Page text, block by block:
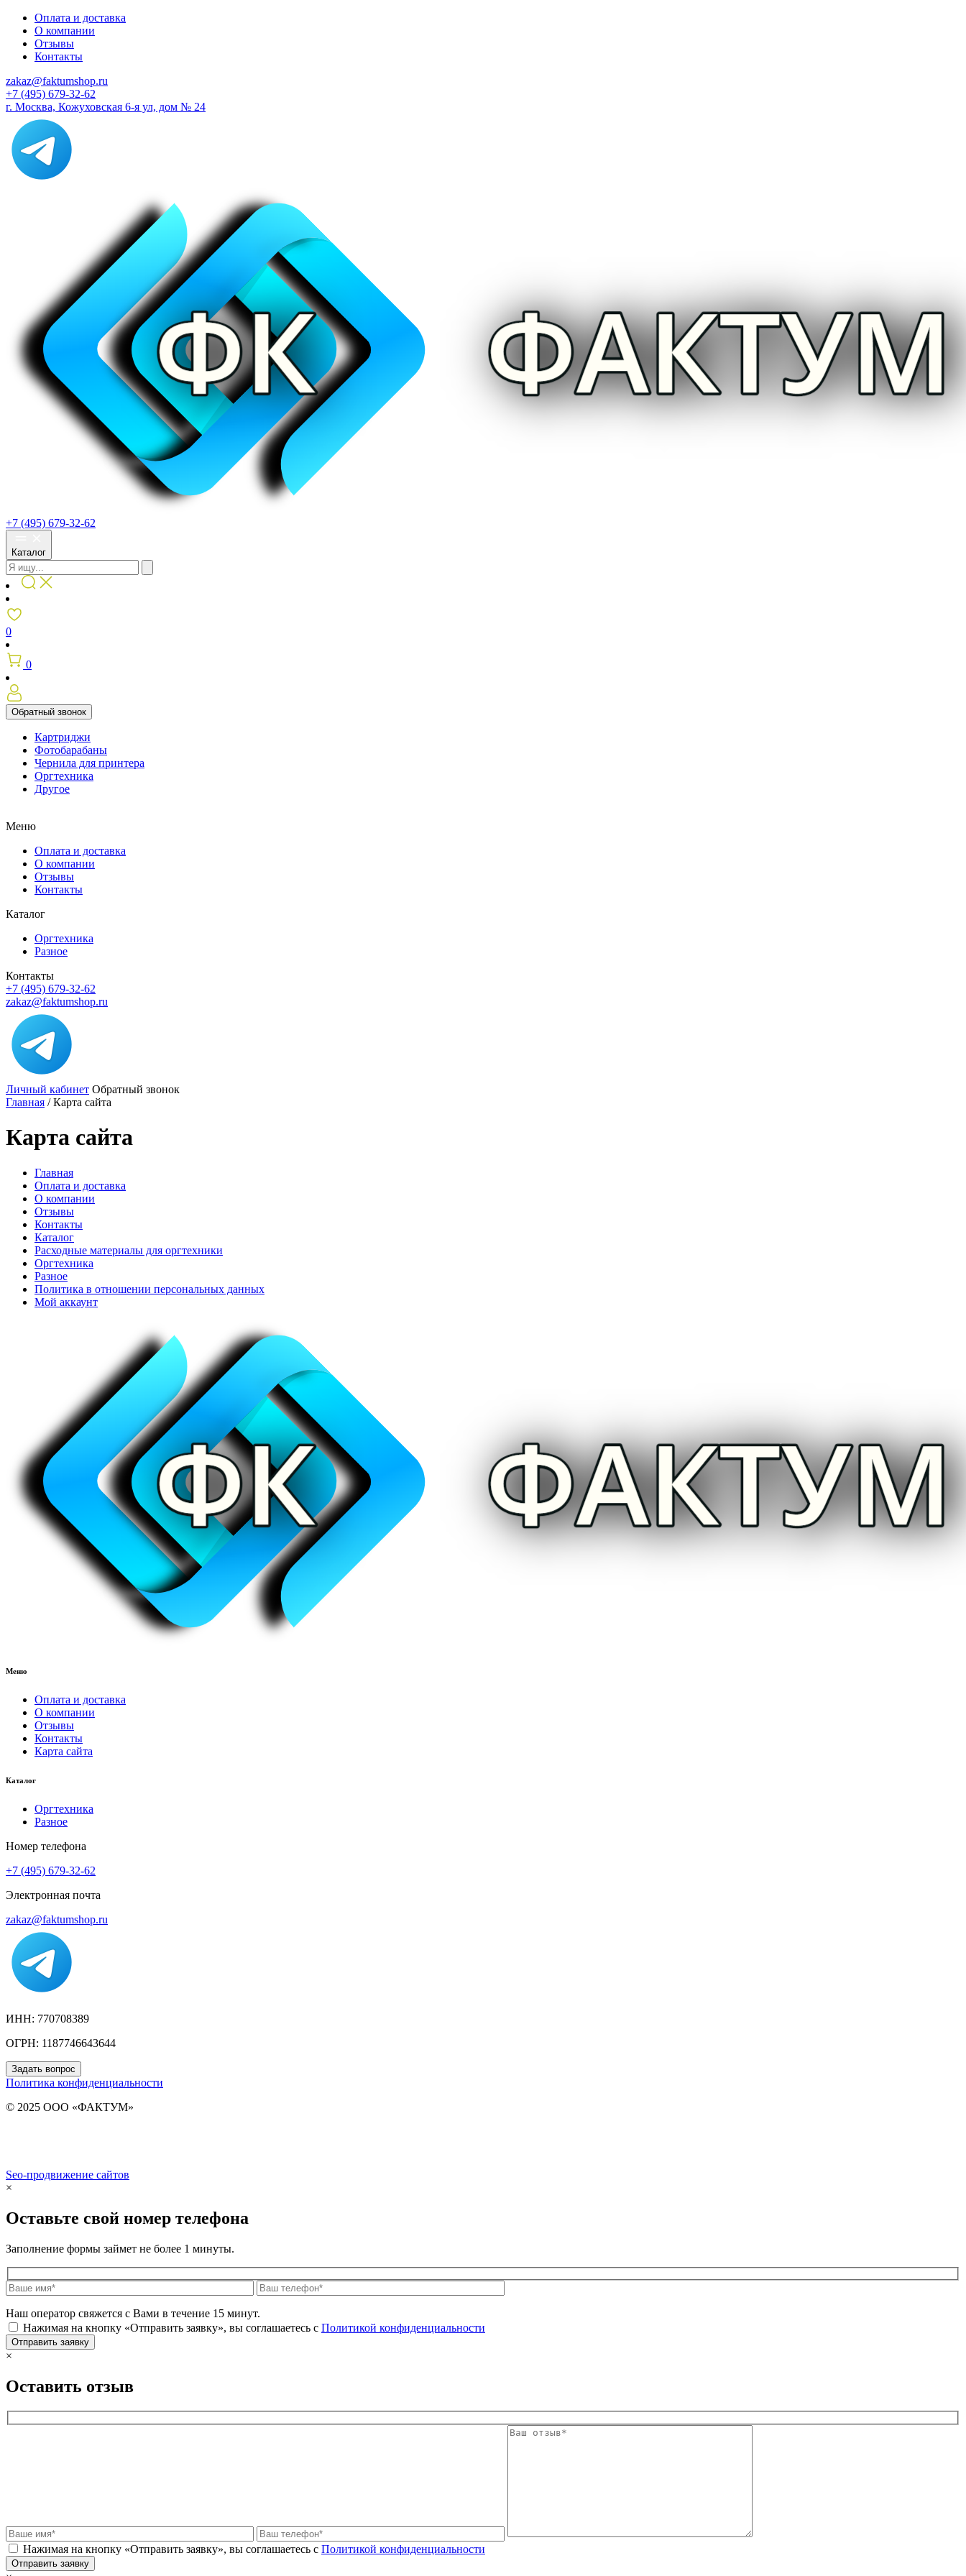
Оплата и доставка
О компании
Отзывы
Контакты
zakaz@faktumshop.ru
+7 (495) 679-32-62
г. Москва, Кожуховская 6-я ул, дом № 24
+7 (495) 679-32-62
Каталог
0
0
Обратный звонок
Картриджи
Фотобарабаны
Чернила для принтера
Оргтехника
Другое
Меню
Оплата и доставка
О компании
Отзывы
Контакты
Каталог
Оргтехника
Разное
Контакты
+7 (495) 679-32-62
zakaz@faktumshop.ru
Личный кабинет Обратный звонок
Главная /Карта сайта
Карта сайта
Главная
Оплата и доставка
О компании
Отзывы
Контакты
Каталог
Расходные материалы для оргтехники
Оргтехника
Разное
Политика в отношении персональных данных
Мой аккаунт
Меню
Оплата и доставка
О компании
Отзывы
Контакты
Карта сайта
Каталог
Оргтехника
Разное
Номер телефона
+7 (495) 679-32-62
Электронная почта
zakaz@faktumshop.ru
ИНН: 770708389
ОГРН: 1187746643644
Задать вопрос
Политика конфиденциальности
© 2025 ООО «ФАКТУМ»
Seo-продвижение сайтов
×
Оставьте свой номер телефона
Заполнение формы займет не более 1 минуты.
Наш оператор свяжется с Вами в течение 15 минут.
Нажимая на кнопку «Отправить заявку», вы соглашаетесь с Политикой конфиденциальности
×
Оставить отзыв
Нажимая на кнопку «Отправить заявку», вы соглашаетесь с Политикой конфиденциальности